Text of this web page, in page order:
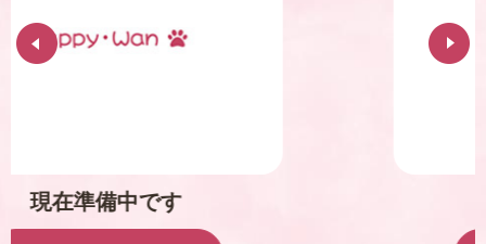
現在準備中です